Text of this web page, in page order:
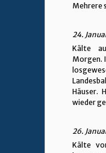
Mehrere
24.
Kälte
Morgen.
Häuser.
wieder
26.
Kälte